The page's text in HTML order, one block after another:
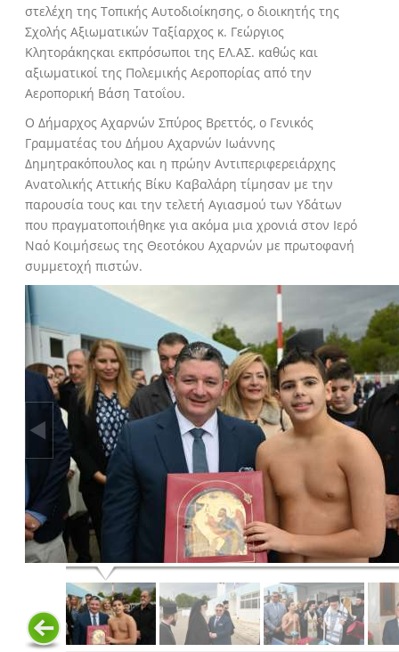
στελέχη της Τοπικής Αυτοδιοίκησης, ο διοικητής της
Σχολής Αξιωματικών Ταξίαρχος κ. Γεώργιος
Κλητοράκηςκαι εκπρόσωποι της ΕΛ.ΑΣ. καθώς και
αξιωματικοί της Πολεμικής Αεροπορίας από την
Αεροπορική Βάση Τατοΐου.
Ο Δήμαρχος Αχαρνών Σπύρος Βρεττός, ο Γενικός
Γραμματέας του Δήμου Αχαρνών Ιωάννης
Δημητρακόπουλος και η πρώην Αντιπεριφερειάρχης
Ανατολικής Αττικής Βίκυ Καβαλάρη τίμησαν με την
παρουσία τους και την τελετή Αγιασμού των Υδάτων
που πραγματοποιήθηκε για ακόμα μια χρονιά στον Ιερό
Ναό Κοιμήσεως της Θεοτόκου Αχαρνών με πρωτοφανή
συμμετοχή πιστών.